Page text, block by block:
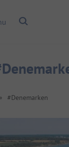
Menu
Toggle Search
» #Denemarken